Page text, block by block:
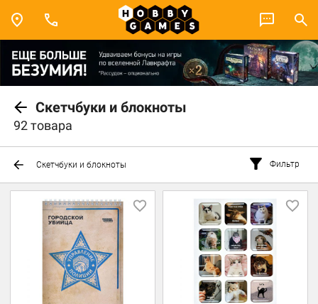
Скетчбуки и блокноты
92 товара
Скетчбуки и блокноты Фильтр